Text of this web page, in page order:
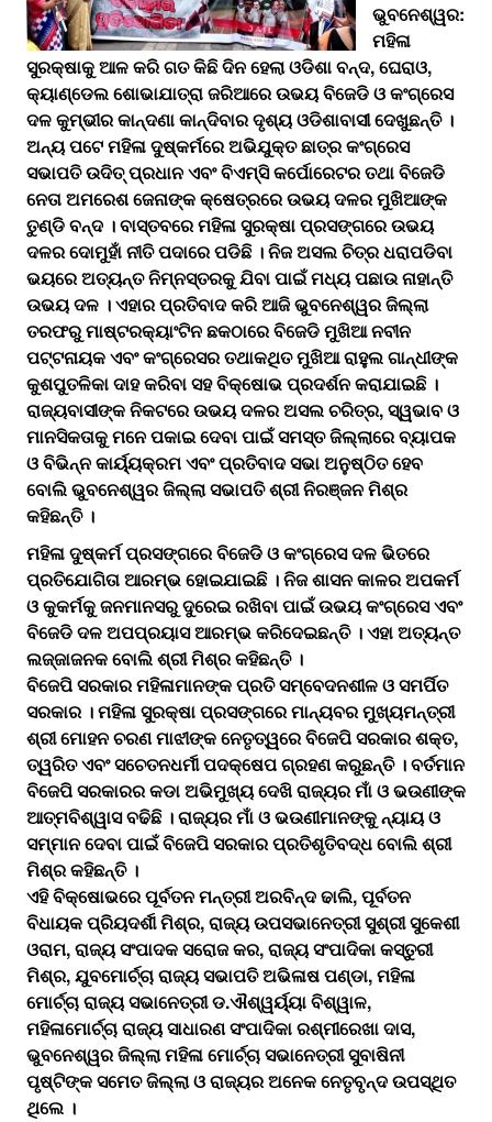
ଭୁବନେଶ୍ୱର:
ମହିଳା
ସୁରକ୍ଷାକୁ ଆଳ କରି ଗତ କିଛି ଦିନ ହେଲା ଓଡିଶା ବନ୍ଦ, ଘେରାଓ,
କ୍ୟାଣ୍ଡେଲ ଶୋଭାଯାତ୍ରା ଜରିଆରେ ଉଭୟ ବିଜେଡି ଓ କଂଗ୍ରେସ
ଦଳ କୁମ୍ଭୀର କାନ୍ଦଣା କାନ୍ଦିବାର ଦୃଶ୍ୟ ଓଡିଶାବାସୀ ଦେଖୁଛନ୍ତି ।
ଅନ୍ୟ ପଟେ ମହିଳା ଦୁଷ୍କର୍ମରେ ଅଭିଯୁକ୍ତ ଛାତ୍ର କଂଗ୍ରେସ
ସଭାପତି ଉଦିତ୍ ପ୍ରଧାନ ଏବଂ ବିଏମ୍‌ସି କର୍ପୋରେଟର ତଥା ବିଜେଡି
ନେତା ଅମରେଶ ଜେନାଙ୍କ କ୍ଷେତ୍ରରେ ଉଭୟ ଦଳର ମୁଖିଆଙ୍କ
ତୁଣ୍ଡି ବନ୍ଦ । ବାସ୍ତବରେ ମହିଳା ସୁରକ୍ଷା ପ୍ରସଙ୍ଗରେ ଉଭୟ
ଦଳର ଦୋମୁହାଁ ନୀତି ପଦାରେ ପଡିଛି । ନିଜ ଅସଲ ଚିତ୍ର ଧରାପଡିବା
ଭୟରେ ଅତ୍ୟନ୍ତ ନିମ୍ନସ୍ତରକୁ ଯିବା ପାଇଁ ମଧ୍ୟ ପଛାଉ ନାହାନ୍ତି
ଉଭୟ ଦଳ । ଏହାର ପ୍ରତିବାଦ କରି ଆଜି ଭୁବନେଶ୍ୱର ଜିଲ୍ଲା
ତରଫରୁ ମାଷ୍ଟରକ୍ୟାଂଟିନ ଛକଠାରେ ବିଜେଡି ମୁଖିଆ ନବୀନ
ପଟ୍ଟନାୟକ ଏବଂ କଂଗ୍ରେସର ତଥାକଥିତ ମୁଖିଆ ରାହୁଲ ଗାନ୍ଧୀଙ୍କ
କୁଶପୁତଳିକା ଦାହ କରିବା ସହ ବିକ୍ଷୋଭ ପ୍ରଦର୍ଶନ କରାଯାଇଛି ।
ରାଜ୍ୟବାସୀଙ୍କ ନିକଟରେ ଉଭୟ ଦଳର ଅସଲ ଚରିତ୍ର, ସ୍ୱଭାବ ଓ
ମାନସିକତାକୁ ମନେ ପକାଇ ଦେବା ପାଇଁ ସମସ୍ତ ଜିଲ୍ଲାରେ ବ୍ୟାପକ
ଓ ବିଭିନ୍ନ କାର୍ୟ୍ୟକ୍ରମ ଏବଂ ପ୍ରତିବାଦ ସଭା ଅନୁଷ୍ଠିତ ହେବ
ବୋଲି ଭୁବନେଶ୍ୱର ଜିଲ୍ଲା ସଭାପତି ଶ୍ରୀ ନିରଞ୍ଜନ ମିଶ୍ର
କହିଛନ୍ତି ।
ମହିଳା ଦୁଷ୍କର୍ମ ପ୍ରସଙ୍ଗରେ ବିଜେଡି ଓ କଂଗ୍ରେସ ଦଳ ଭିତରେ
ପ୍ରତିଯୋଗିତା ଆରମ୍ଭ ହୋଇଯାଇଛି । ନିଜ ଶାସନ କାଳର ଅପକର୍ମ
ଓ କୁକର୍ମକୁ ଜନମାନସରୁ ଦୁରେଇ ରଖିବା ପାଇଁ ଉଭୟ କଂଗ୍ରେସ ଏବଂ
ବିଜେଡି ଦଳ ଅପପ୍ରୟାସ ଆରମ୍ଭ କରିଦେଇଛନ୍ତି । ଏହା ଅତ୍ୟନ୍ତ
ଲଜ୍ଜାଜନକ ବୋଲି ଶ୍ରୀ ମିଶ୍ର କହିଛନ୍ତି ।
ବିଜେପି ସରକାର ମହିଳାମାନଙ୍କ ପ୍ରତି ସମ୍ବେଦନଶୀଳ ଓ ସମର୍ପିତ
ସରକାର । ମହିଳା ସୁରକ୍ଷା ପ୍ରସଙ୍ଗରେ ମାନ୍ୟବର ମୁଖ୍ୟମନ୍ତ୍ରୀ
ଶ୍ରୀ ମୋହନ ଚରଣ ମାଝୀଙ୍କ ନେତୃତ୍ୱରେ ବିଜେପି ସରକାର ଶକ୍ତ,
ତ୍ୱରିତ ଏବଂ ସଚେତନଧର୍ମୀ ପଦକ୍ଷେପ ଗ୍ରହଣ କରୁଛନ୍ତି । ବର୍ତମାନ
ବିଜେପି ସରକାରର କଡା ଅଭିମୁଖ୍ୟ ଦେଖି ରାଜ୍ୟର ମାଁ ଓ ଭଉଣୀଙ୍କ
ଆତ୍ମବିଶ୍ୱାସ ବଢିଛି । ରାଜ୍ୟର ମାଁ ଓ ଭଉଣୀମାନଙ୍କୁ ନ୍ୟାୟ ଓ
ସମ୍ମାନ ଦେବା ପାଇଁ ବିଜେପି ସରକାର ପ୍ରତିଶୃତିବଦ୍ଧ ବୋଲି ଶ୍ରୀ
ମିଶ୍ର କହିଛନ୍ତି ।
ଏହି ବିକ୍ଷୋଭରେ ପୂର୍ବତନ ମନ୍ତ୍ରୀ ଅରବିନ୍ଦ ଢାଲି, ପୂର୍ବତନ
ବିଧାୟକ ପ୍ରିୟଦର୍ଶୀ ମିଶ୍ର, ରାଜ୍ୟ ଉପସଭାନେତ୍ରୀ ସୁଶ୍ରୀ ସୁକେଶୀ
ଓରାମ, ରାଜ୍ୟ ସଂପାଦକ ସରୋଜ କର, ରାଜ୍ୟ ସଂପାଦିକା କସ୍ତୁରୀ
ମିଶ୍ର, ଯୁବମୋର୍ଚ୍ଚା ରାଜ୍ୟ ସଭାପତି ଅଭିଳାଷ ପଣ୍ଡା, ମହିଳା
ମୋର୍ଚ୍ଚା ରାଜ୍ୟ ସଭାନେତ୍ରୀ ଡ.ଐଶ୍ୱର୍ୟ୍ୟା ବିଶ୍ୱାଳ,
ମହିଳାମୋର୍ଚ୍ଚା ରାଜ୍ୟ ସାଧାରଣ ସଂପାଦିକା ରଶ୍ମୀରେଖା ଦାସ,
ଭୁବନେଶ୍ୱର ଜିଲ୍ଲା ମହିଳା ମୋର୍ଚ୍ଚା ସଭାନେତ୍ରୀ ସୁବାଷିନୀ
ପୃଷ୍ଟିଙ୍କ ସମେତ ଜିଲ୍ଲା ଓ ରାଜ୍ୟର ଅନେକ ନେତୃବୃନ୍ଦ ଉପସ୍ଥିତ
ଥିଲେ ।